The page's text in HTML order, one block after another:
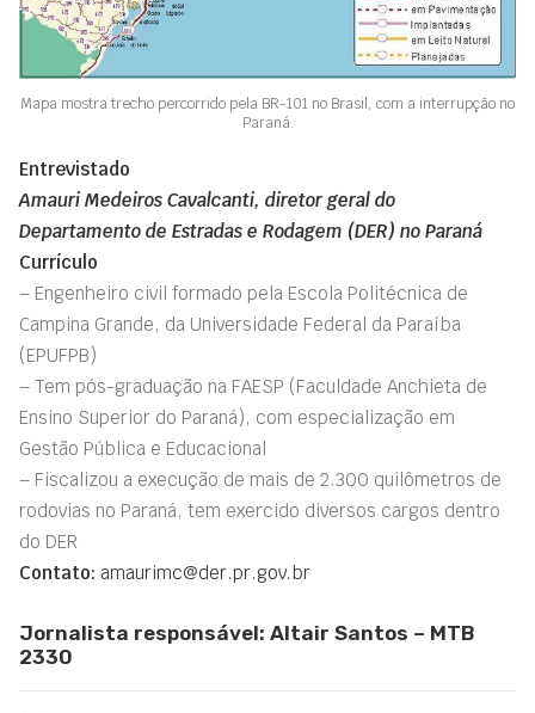
Mapa mostra trecho percorrido pela BR-101 no Brasil, com a interrupção no
Paraná.
Entrevistado
Amauri Medeiros Cavalcanti, diretor geral do
Departamento de Estradas e Rodagem (DER) no Paraná
Currículo
– Engenheiro civil formado pela Escola Politécnica de
Campina Grande, da Universidade Federal da Paraíba
(EPUFPB)
– Tem pós-graduação na FAESP (Faculdade Anchieta de
Ensino Superior do Paraná), com especialização em
Gestão Pública e Educacional
– Fiscalizou a execução de mais de 2.300 quilômetros de
rodovias no Paraná, tem exercido diversos cargos dentro
do DER
Contato: amaurimc@der.pr.gov.br
Jornalista responsável: Altair Santos – MTB
2330